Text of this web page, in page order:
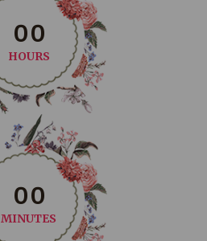
00
HOURS
00
MINUTES